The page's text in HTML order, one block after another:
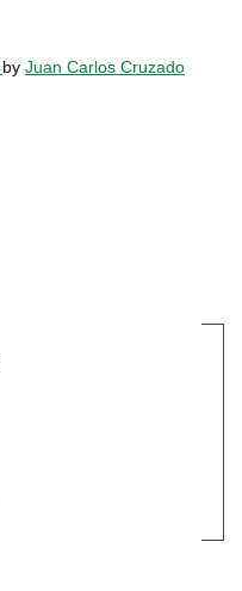
by Juan Carlos Cruzado